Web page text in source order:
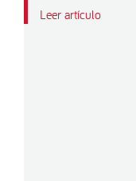
Leer artículo